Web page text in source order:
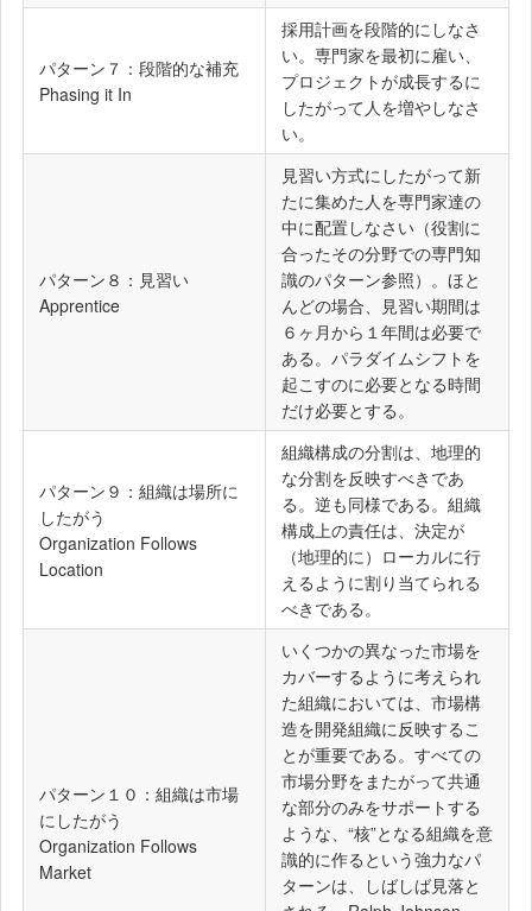
パターン７：段階的な補充
Phasing it In
採用計画を段階的にしなさ
い。専門家を最初に雇い、
プロジェクトが成長するに
したがって人を増やしなさ
い。
パターン８：見習い
Apprentice
見習い方式にしたがって新
たに集めた人を専門家達の
中に配置しなさい（役割に
合ったその分野での専門知
識のパターン参照）。ほと
んどの場合、見習い期間は
６ヶ月から１年間は必要で
ある。パラダイムシフトを
起こすのに必要となる時間
だけ必要とする。
パターン９：組織は場所に
したがう
Organization Follows
Location
組織構成の分割は、地理的
な分割を反映すべきであ
る。逆も同様である。組織
構成上の責任は、決定が
（地理的に）ローカルに行
えるように割り当てられる
べきである。
パターン１０：組織は市場
にしたがう
Organization Follows
Market
いくつかの異なった市場を
カバーするように考えられ
た組織においては、市場構
造を開発組織に反映するこ
とが重要である。すべての
市場分野をまたがって共通
な部分のみをサポートする
ような、“核”となる組織を意
識的に作るという強力なパ
ターンは、しばしば見落と